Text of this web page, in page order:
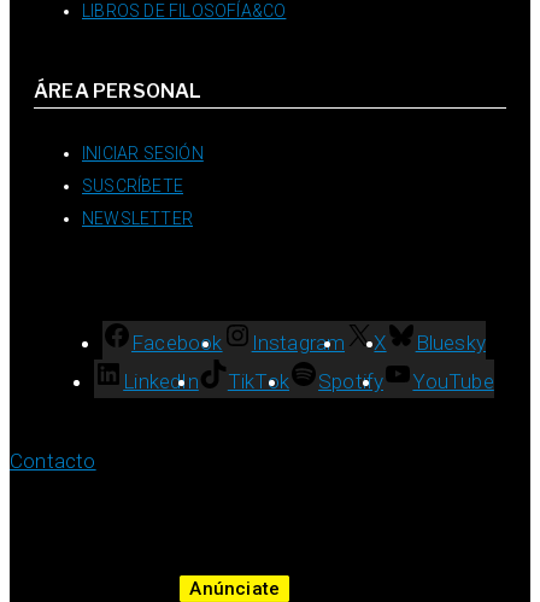
LIBROS DE FILOSOFÍA&CO
ÁREA PERSONAL
INICIAR SESIÓN
SUSCRÍBETE
NEWSLETTER
Facebook Instagram X
Bluesky
LinkedIn
TikTok Spotify YouTube
Contacto
Anúnciate